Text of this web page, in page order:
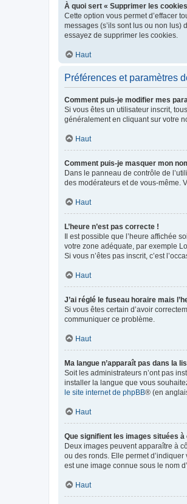
À quoi sert « Supprimer les
Cette option vous permet d’effacer
messages (s’ils sont lus ou non
essayez de supprimer les cookies.
Haut
Préférences et paramètres
Comment puis-je modifier mes
Si vous êtes un utilisateur inscrit,
généralement en cliquant sur votre
Haut
Comment puis-je masquer mon
Dans le panneau de contrôle de
des modérateurs et de vous-même.
Haut
L’heure n’est pas correcte !
Il est possible que l’heure affichée
votre zone adéquate, par exemple
Si vous n’êtes pas inscrit, c’est
Haut
J’ai réglé le fuseau horaire mais
Si vous êtes certain d’avoir
communiquer ce problème.
Haut
Ma langue n’apparaît pas dans la
Soit les administrateurs n’ont pas
installer la langue que vous
le site internet de phpBB® (en
Haut
Que signifient les images situées à
Deux images peuvent apparaître à
ou des ronds. Elle permet
est une image connue sous le nom
Haut